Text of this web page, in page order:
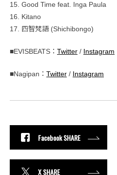
15. Good Time feat. Inga Paula
16. Kitano
17. 四智梵語 (Shichibongo)
■EVISBEATS： Twitter / Instagram
■Nagipan： Twitter / Instagram
Facebook SHARE
X SHARE